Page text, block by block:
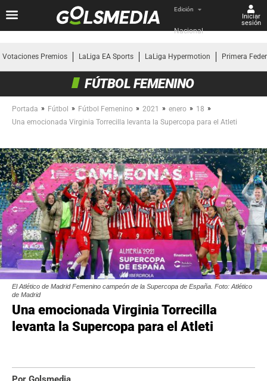
Edición
Nacional
Iniciar
sesión
Votaciones Premios LaLiga EA Sports LaLiga Hypermotion Primera
FÚTBOL FEMENINO
Portada » Fútbol » Fútbol Femenino » 2021 » enero » 18 »
Una emocionada Virginia Torrecilla levanta la Supercopa para el Atleti
El Atlético de Madrid Femenino campeón de la Supercopa de España. Foto: Atlético
de Madrid
Una emocionada Virginia Torrecilla
levanta la Supercopa para el Atleti